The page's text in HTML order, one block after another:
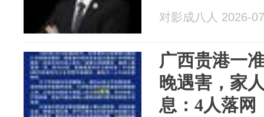
对影成八人 2026-
广西贵港一
晚遇害，家
息：4人落网